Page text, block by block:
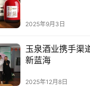
2025年9月3日
玉泉酒业携手渠
新蓝海
2025年12月8日